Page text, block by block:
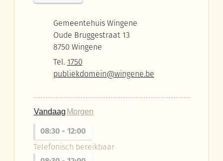
Gemeentehuis Wingene
Oude Bruggestraat 13
,8750 Wingene
1750
E-mailpubliekdomein@wingene.be
Vandaag Morgen
08:30 - 12:00
Telefonisch bereikbaar